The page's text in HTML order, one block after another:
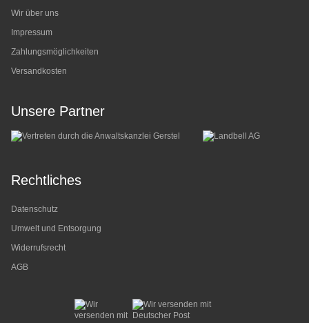
Wir über uns
Impressum
Zahlungsmöglichkeiten
Versandkosten
Unsere Partner
Rechtliches
Datenschutz
Umwelt und Entsorgung
Widerrufsrecht
AGB